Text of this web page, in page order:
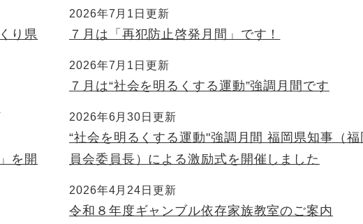
り県
を開
2026年7月1日更新
７月は「再犯防止啓発月間」です！
2026年7月1日更新
７月は“社会を明るくする運動”強調月間です
2026年6月30日更新
“社会を明るくする運動"強調月間 福岡県知事（
員会委員長）による激励式を開催しました
2026年4月24日更新
令和８年度ギャンブル依存家族教室のご案内